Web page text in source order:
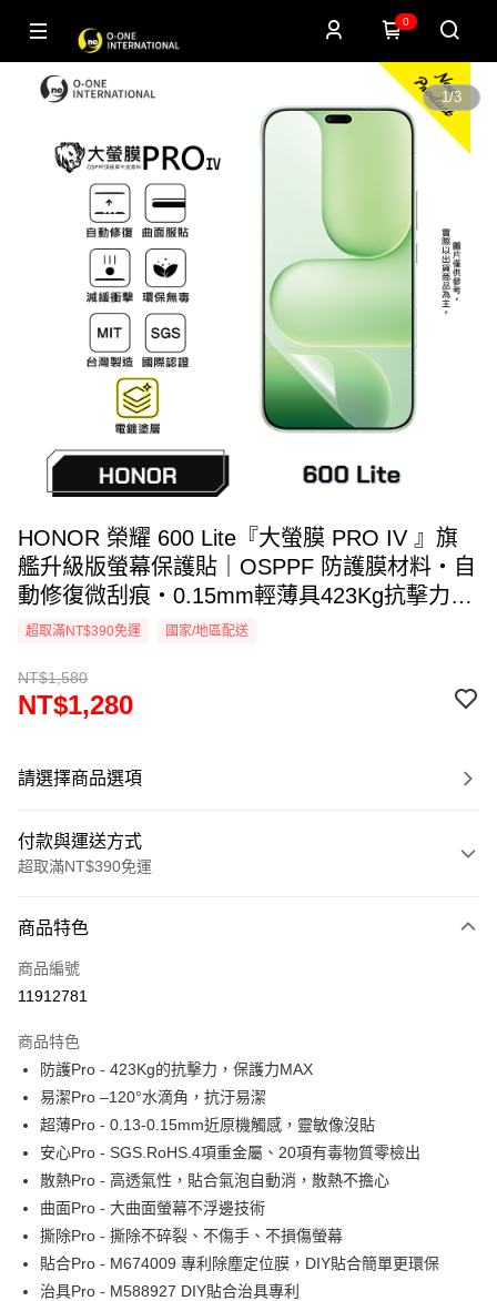
0
1/3
HONOR 榮耀 600 Lite『大螢膜 PRO IV 』旗
艦升級版螢幕保護貼｜OSPPF 防護膜材料・自
動修復微刮痕・0.15mm輕薄具423Kg抗擊力・
透氣散熱｜全新膜面鍍層裸機觸感. DIY貼合專
超取滿NT$390免運 國家/地區配送
NT$1,580
NT$1,280
請選擇商品選項
付款與運送方式
超取滿NT$390免運
信用卡一次付款
超商取貨付款
運送方式
全家取貨付款
每筆NT$60，滿NT$390(含以上)免運費
7-11取貨付款
每筆NT$60，滿NT$390(含以上)免運費
宅配
每筆NT$55，滿NT$390(含以上)免運費
國際配送
商品特色
商品編號
11912781
商品特色
防護Pro - 423Kg的抗擊力，保護力MAX
易潔Pro –120°水滴角，抗汙易潔
超薄Pro - 0.13-0.15mm近原機觸感，靈敏像沒貼
安心Pro - SGS.RoHS.4項重金屬、20項有毒物質零檢出
散熱Pro - 高透氣性，貼合氣泡自動消，散熱不擔心
曲面Pro - 大曲面螢幕不浮邊技術
撕除Pro - 撕除不碎裂、不傷手、不損傷螢幕
貼合Pro - M674009 專利除塵定位膜，DIY貼合簡單更環保
治具Pro - M588927 DIY貼合治具專利